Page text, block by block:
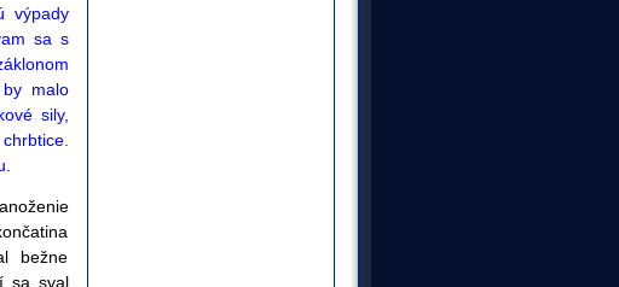
výpady
sa s
malo
sily,
bežne
sa sval